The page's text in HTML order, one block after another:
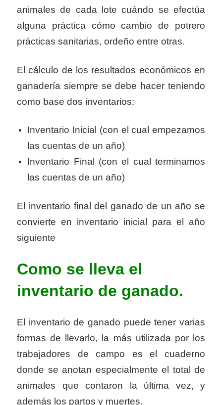
animales de cada lote cuándo se efectúa
alguna práctica cómo cambio de potrero
prácticas sanitarias, ordeño entre otras.
El cálculo de los resultados económicos en
ganadería siempre se debe hacer teniendo
como base dos inventarios:
Inventario Inicial (con el cual empezamos
las cuentas de un año)
Inventario Final (con el cual terminamos
las cuentas de un año)
El inventario final del ganado de un año se
convierte en inventario inicial para el año
siguiente
Como se lleva el
inventario de ganado.
El inventario de ganado puede tener varias
formas de llevarlo, la más utilizada por los
trabajadores de campo es el cuaderno
donde se anotan especialmente el total de
animales que contaron la última vez, y
además los partos y muertes.